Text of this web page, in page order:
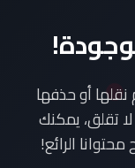
أو حذفها
تقلق، يمكنك
الرائع!